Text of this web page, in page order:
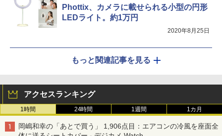
Phottix、カメラに載せられる小型の円形
LEDライト。約1万円
2020年8月25日
もっと関連記事を見る
アクセスランキング
1時間 24時間 1週間 1カ月
岡嶋和幸の「あとで買う」 1,906点目：エアコンの冷風を座面全